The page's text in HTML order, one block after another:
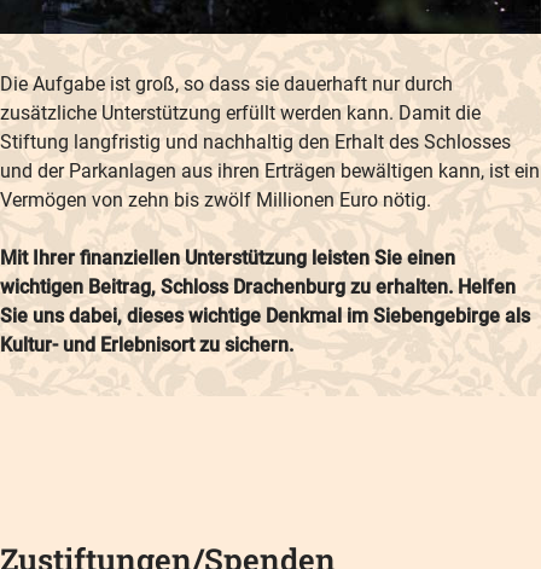
Die Aufgabe ist groß, so dass sie dauerhaft nur durch
zusätzliche Unterstützung erfüllt werden kann. Damit die
Stiftung langfristig und nachhaltig den Erhalt des Schlosses
und der Parkanlagen aus ihren Erträgen bewältigen kann, ist ein
Vermögen von zehn bis zwölf Millionen Euro nötig.
Mit Ihrer finanziellen Unterstützung leisten Sie einen
wichtigen Beitrag, Schloss Drachenburg zu erhalten. Helfen
Sie uns dabei, dieses wichtige Denkmal im Siebengebirge als
Kultur- und Erlebnisort zu sichern.
Zustiftungen/Spenden